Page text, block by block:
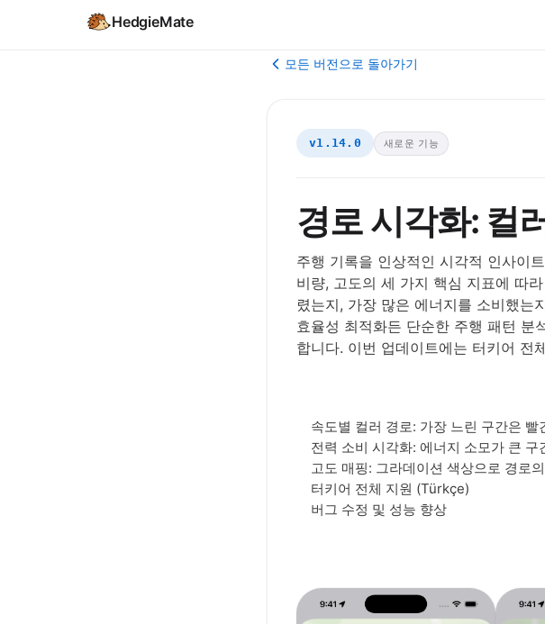
HedgieMate
모든 버전으로 돌아가기
v1.14.0 새로운 기능
경로 시각화: 컬
주행 기록을 인상적인 시각적 인사이
비량, 고도의 세 가지 핵심 지표에 따
렸는지, 가장 많은 에너지를 소비했는
효율성 최적화든 단순한 주행 패턴 분
합니다. 이번 업데이트에는 터키어 전
속도별 컬러 경로: 가장 느린 구간은
전력 소비 시각화: 에너지 소모가 큰 구
고도 매핑: 그라데이션 색상으로 경로
터키어 전체 지원 (Türkçe)
버그 수정 및 성능 향상